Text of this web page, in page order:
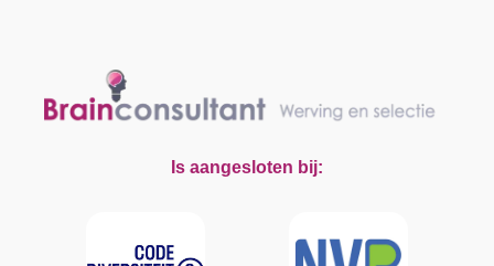
Is aangesloten bij: